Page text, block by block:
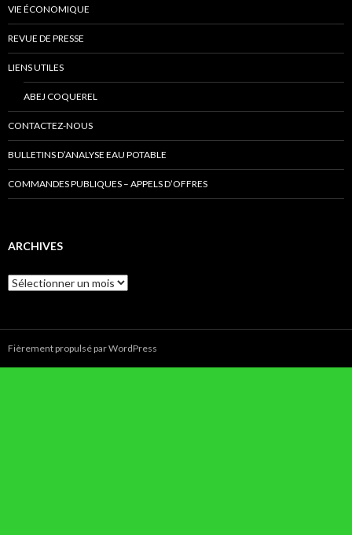
VIE ÉCONOMIQUE
REVUE DE PRESSE
LIENS UTILES
ABEJ COQUEREL
CONTACTEZ-NOUS
BULLETINS D’ANALYSE EAU POTABLE
COMMANDES PUBLIQUES – APPELS D’OFFRES
ARCHIVES
Archives
Fièrement propulsé par WordPress